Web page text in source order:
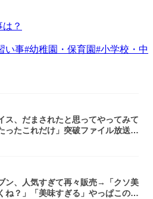
？
い事#幼稚園・保育園#小学校・中
ス、だまされたと思ってやってみて
ったこれだけ」突破ファイル放送で
ン、人気すぎて再々販売→「クソ美
ね？」「美味すぎる」やっぱこのク